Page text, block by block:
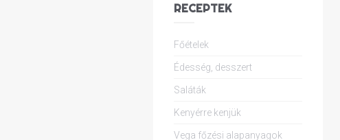
RECEPTEK
Főételek
Édesség, desszert
Saláták
Kenyérre kenjük
Vega főzési alapanyagok